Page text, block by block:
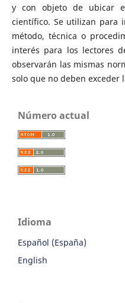
y con objeto de ubicar
científico. Se utilizan para
método, técnica o
interés para los lectores
observarán las mismas
solo que no deben exceder
Número actual
Idioma
Español (España)
English